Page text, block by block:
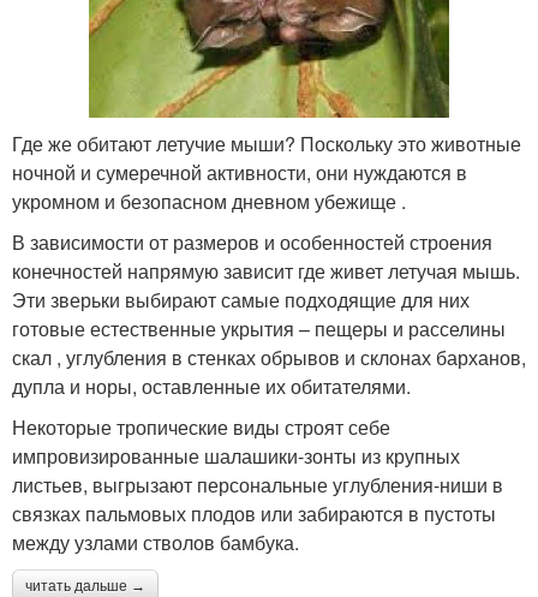
Где же обитают летучие мыши? Поскольку это животные
ночной и сумеречной активности, они нуждаются в
укромном и безопасном дневном убежище .
В зависимости от размеров и особенностей строения
конечностей напрямую зависит где живет летучая мышь.
Эти зверьки выбирают самые подходящие для них
готовые естественные укрытия – пещеры и расселины
скал , углубления в стенках обрывов и склонах барханов,
дупла и норы, оставленные их обитателями.
Некоторые тропические виды строят себе
импровизированные шалашики-зонты из крупных
листьев, выгрызают персональные углубления-ниши в
связках пальмовых плодов или забираются в пустоты
между узлами стволов бамбука.
читать дальше →